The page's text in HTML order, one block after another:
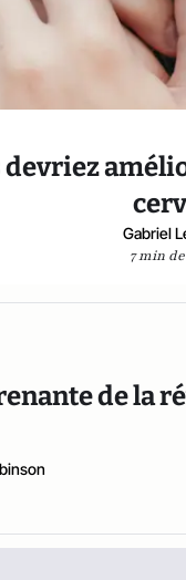
Gabriel
7 min
de la